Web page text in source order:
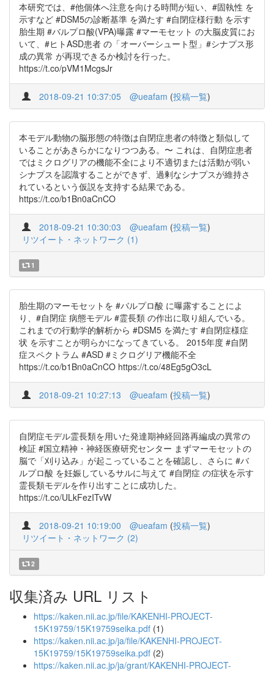
本研究では、#他個体へ注意を向ける時間が短い、#固執性 を
示すなど #DSM5の診断基準 を満たす #自閉症様行動 を示す
胎生期 #バルプロ酸(VPA)曝露 #マーモセット の大脳皮質にお
いて、#ヒトASD患者 の「オーバーシュート型」#シナプス形
成の異常 が再現できるか検討を行った。
https://t.co/pVM1McgsJr
2018-09-21 10:37:05 @ueafam (投稿一覧)
本モデル動物の脳形態の特徴は自閉症患者の特徴と類似して
いることがあきらかになりつつある。〜 これは、自閉症患者
ではミクログリアの機能不全により不適切または活動が弱い
シナプスを認識することができず、過剰なシナプスが維持さ
れているという仮説を支持する結果である。
https://t.co/b1Bn0aCnCO
2018-09-21 10:30:03 @ueafam (投稿一覧)
リツイート・ネットワーク (1)
1
胎生期のマーモセットを #バルプロ酸 に曝露することによ
り、#自閉症 病態モデル #霊長類 の作出に取り組んでいる。
これまでの行動学的解析から #DSM5 を満たす #自閉症様症
状 を示すことが明らかになってきている。 2015年度 #自閉
症スペクトラム #ASD #ミクログリア機能不全
https://t.co/b1Bn0aCnCO https://t.co/48Eg5gO3cL
2018-09-21 10:27:13 @ueafam (投稿一覧)
自閉症モデル霊長類を用いた発達期神経回路再編成の異常の
検証 #国立精神・神経医療研究センター まずマーモセットの
脳で「刈り込み」が起こっていることを確認し、さらに #バ
ルプロ酸 を妊娠しているサルに与えて #自閉症 の症状を示す
霊長類モデルを作り出すことに成功した。
https://t.co/ULkFezITvW
2018-09-21 10:19:00 @ueafam (投稿一覧)
リツイート・ネットワーク (2)
2
収集済み URL リスト
https://kaken.nii.ac.jp/file/KAKENHI-PROJECT-
15K19759/15K19759seika.pdf (1)
https://kaken.nii.ac.jp/ja/file/KAKENHI-PROJECT-
15K19759/15K19759seika.pdf (2)
https://kaken.nii.ac.jp/ja/grant/KAKENHI-PROJECT-